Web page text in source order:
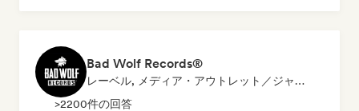
Bad Wolf Records®
レーベル, メディア・アウトレット／ジャーナリスト, サウンドエキスパート
>2200件の回答